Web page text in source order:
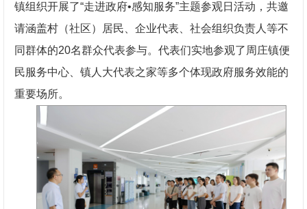
镇组织开展了“走进政府•感知服务”主题参观日活动，共邀
请涵盖村（社区）居民、企业代表、社会组织负责人等不
同群体的20名群众代表参与。代表们实地参观了周庄镇便
民服务中心、镇人大代表之家等多个体现政府服务效能的
重要场所。